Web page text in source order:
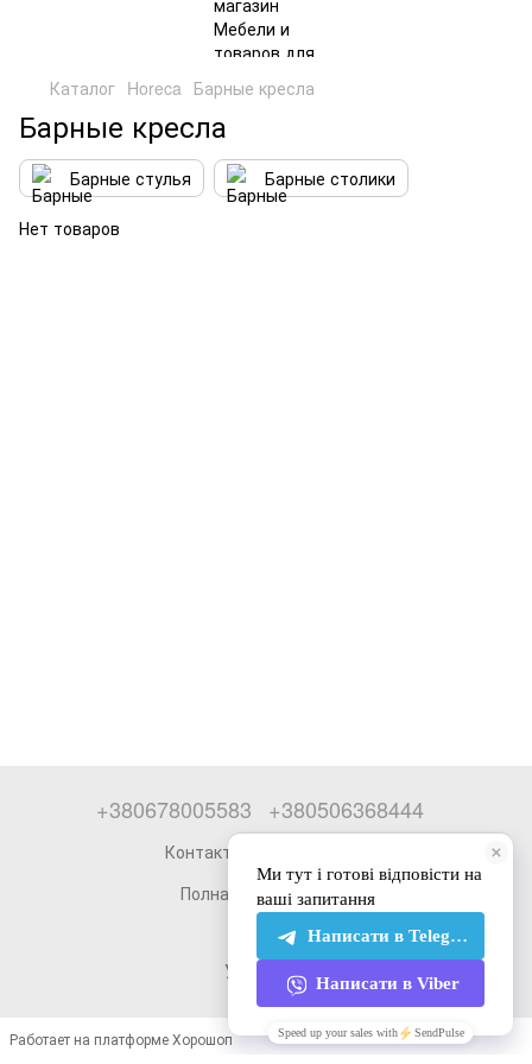
Каталог Horeca Барные кресла
Барные кресла
Барные стулья Барные столики
Нет товаров
+380678005583 +380506368444
Контактная информация
Полная версия сайта
© 2026
Укр Рус
Работает на платформе Хорошоп